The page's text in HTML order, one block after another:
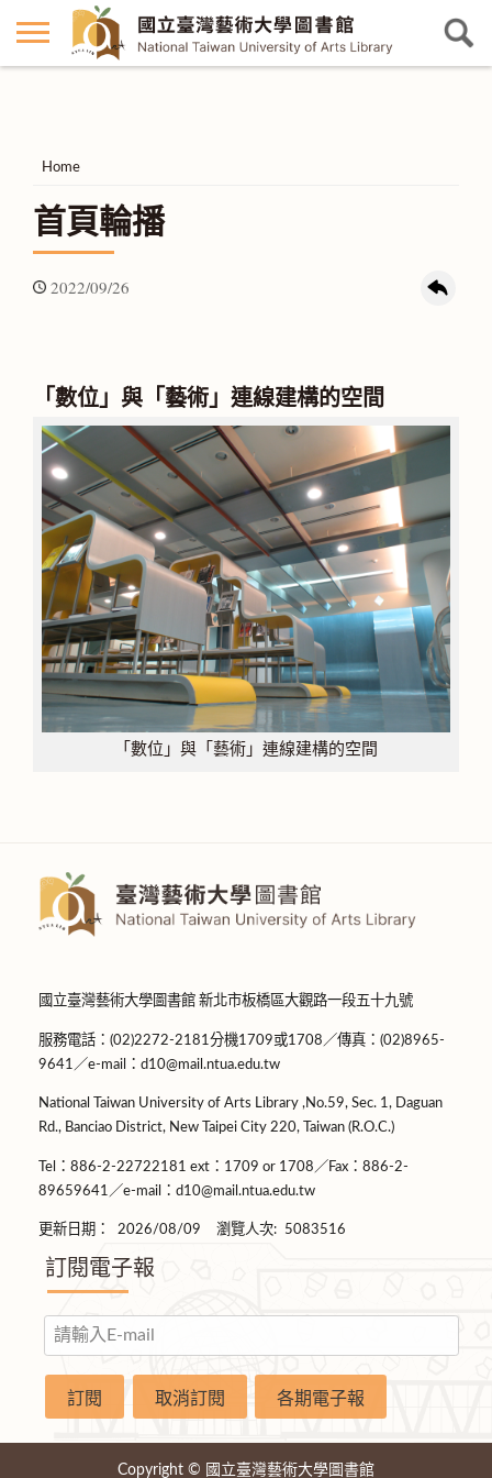
Home
首頁輪播
2022/09/26
「數位」與「藝術」連線建構的空間
「數位」與「藝術」連線建構的空間
國立臺灣藝術大學圖書館 新北市板橋區大觀路一段五十九號
服務電話：(02)2272-2181分機1709或1708／傳真：(02)8965-
9641／e-mail：d10@mail.ntua.edu.tw
National Taiwan University of Arts Library ,No.59, Sec. 1, Daguan
Rd., Banciao District, New Taipei City 220, Taiwan (R.O.C.)
Tel：886-2-22722181 ext：1709 or 1708／Fax：886-2-
89659641／e-mail：d10@mail.ntua.edu.tw
更新日期： 2026/08/09 瀏覽人次: 5083516
訂閱電子報
Copyright © 國立臺灣藝術大學圖書館